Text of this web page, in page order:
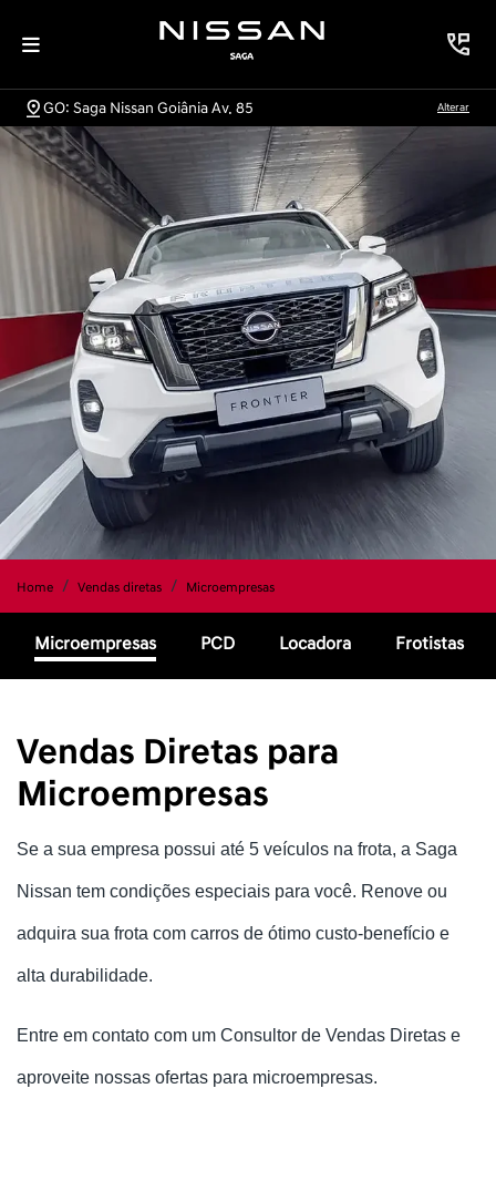
GO: Saga Nissan Goiânia Av. 85 Alterar
Home Vendas diretas Microempresas
Microempresas PCD Locadora Frotistas
Vendas Diretas para
Microempresas
Se a sua empresa possui até 5 veículos na frota, a Saga
Nissan tem condições especiais para você. Renove ou
adquira sua frota com carros de ótimo custo-benefício e
alta durabilidade.
Entre em contato com um Consultor de Vendas Diretas e
aproveite nossas ofertas para microempresas.